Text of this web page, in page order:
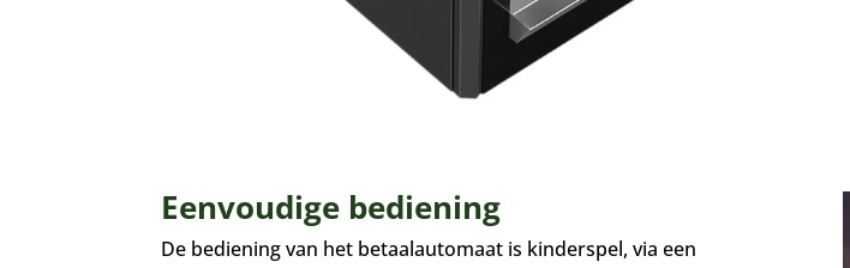
Eenvoudige bediening
De bediening van het betaalautomaat is kinderspel, via een